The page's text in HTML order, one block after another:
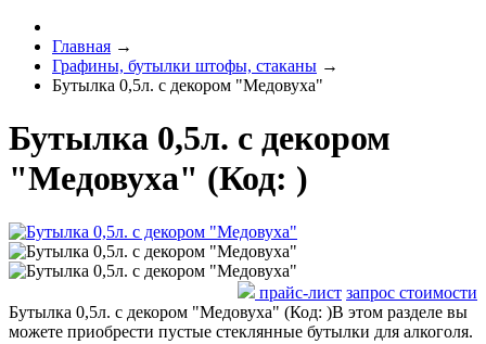
Главная →
Графины, бутылки штофы, стаканы →
Бутылка 0,5л. с декором "Медовуха"
Бутылка 0,5л. с декором
"Медовуха" (Код: )
прайс-лист запрос стоимости
Бутылка 0,5л. с декором "Медовуха" (Код: )В этом разделе вы
можете приобрести пустые стеклянные бутылки для алкоголя.